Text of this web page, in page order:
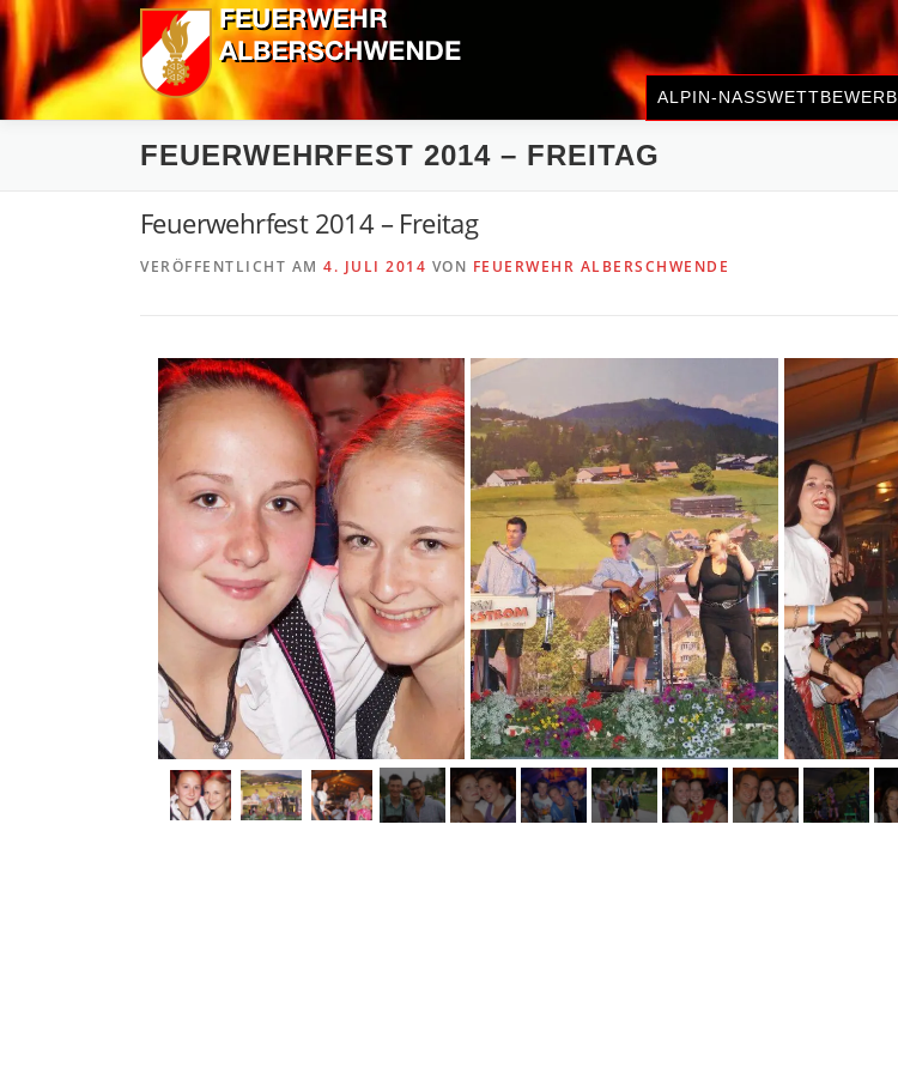
Zum
Inhalt
springen
ALPIN-NASSWETTBEWERB
FEUERWEHRFEST 2014 – FREITAG
Feuerwehrfest 2014 – Freitag
VERÖFFENTLICHT AM 4. JULI 2014 VON FEUERWEHR ALBERSCHWENDE